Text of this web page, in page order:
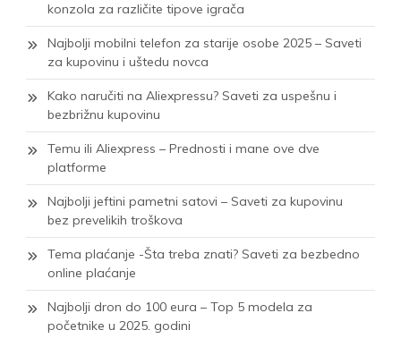
konzola za različite tipove igrača
Najbolji mobilni telefon za starije osobe 2025 – Saveti
za kupovinu i uštedu novca
Kako naručiti na Aliexpressu? Saveti za uspešnu i
bezbrižnu kupovinu
Temu ili Aliexpress – Prednosti i mane ove dve
platforme
Najbolji jeftini pametni satovi – Saveti za kupovinu
bez prevelikih troškova
Tema plaćanje -Šta treba znati? Saveti za bezbedno
online plaćanje
Najbolji dron do 100 eura – Top 5 modela za
početnike u 2025. godini